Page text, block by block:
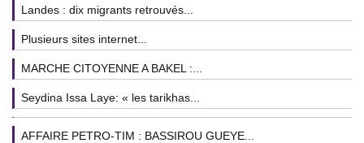
Landes : dix migrants retrouvés...
Plusieurs sites internet...
MARCHE CITOYENNE A BAKEL :...
Seydina Issa Laye: « les tarikhas...
AFFAIRE PETRO-TIM : BASSIROU GUEYE...